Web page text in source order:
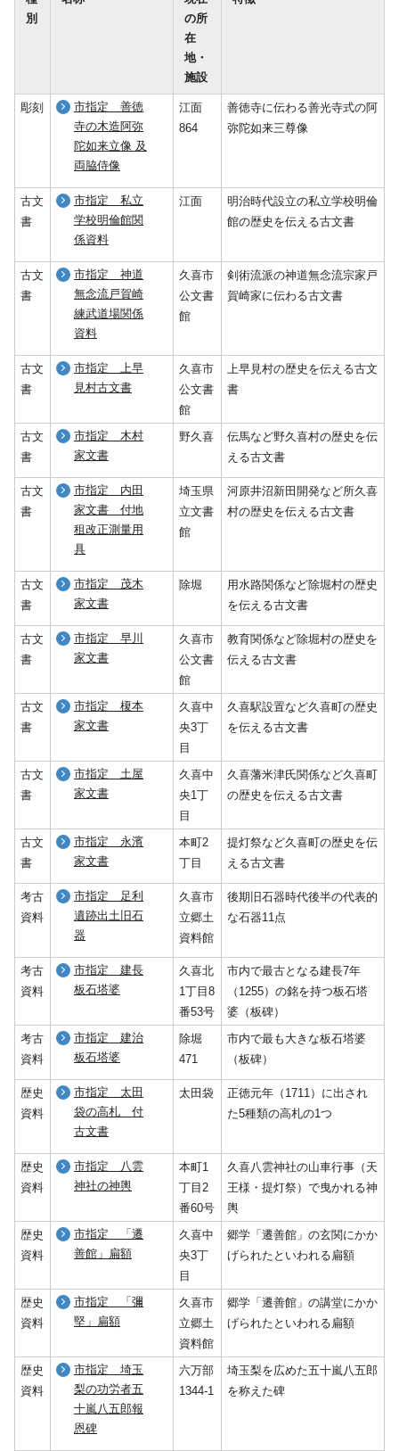
別
の所
在
地・
施設
彫刻
市指定 善徳
寺の木造阿弥
陀如来立像 及
両脇侍像
江面
864
善徳寺に伝わる善光寺式の阿
弥陀如来三尊像
古文
書
市指定 私立
学校明倫館関
係資料
江面
明治時代設立の私立学校明倫
館の歴史を伝える古文書
古文
書
市指定 神道
無念流戸賀崎
練武道場関係
資料
久喜市
公文書
館
剣術流派の神道無念流宗家戸
賀崎家に伝わる古文書
古文
書
市指定 上早
見村古文書
久喜市
公文書
館
上早見村の歴史を伝える古文
書
古文
書
市指定 木村
家文書
野久喜
伝馬など野久喜村の歴史を伝
える古文書
古文
書
市指定 内田
家文書 付地
租改正測量用
具
埼玉県
立文書
館
河原井沼新田開発など所久喜
村の歴史を伝える古文書
古文
書
市指定 茂木
家文書
除堀
用水路関係など除堀村の歴史
を伝える古文書
古文
書
市指定 早川
家文書
久喜市
公文書
館
教育関係など除堀村の歴史を
伝える古文書
古文
書
市指定 榎本
家文書
久喜中
央3丁
目
久喜駅設置など久喜町の歴史
を伝える古文書
古文
書
市指定 土屋
家文書
久喜中
央1丁
目
久喜藩米津氏関係など久喜町
の歴史を伝える古文書
古文
書
市指定 永濱
家文書
本町2
丁目
提灯祭など久喜町の歴史を伝
える古文書
考古
資料
市指定 足利
遺跡出土旧石
器
久喜市
立郷土
資料館
後期旧石器時代後半の代表的
な石器11点
考古
資料
市指定 建長
板石塔婆
久喜北
1丁目8
番53号
市内で最古となる建長7年
（1255）の銘を持つ板石塔
婆（板碑）
考古
資料
市指定 建治
板石塔婆
除堀
471
市内で最も大きな板石塔婆
（板碑）
歴史
資料
市指定 太田
袋の高札 付
古文書
太田袋
正徳元年（1711）に出され
た5種類の高札の1つ
歴史
資料
市指定 八雲
神社の神輿
本町1
丁目2
番60号
久喜八雲神社の山車行事（天
王様・提灯祭）で曳かれる神
輿
歴史
資料
市指定 「遷
善館」扁額
久喜中
央3丁
目
郷学「遷善館」の玄関にかか
げられたといわれる扁額
歴史
資料
市指定 「彌
堅」扁額
久喜市
立郷土
資料館
郷学「遷善館」の講堂にかか
げられたといわれる扁額
歴史
資料
市指定 埼玉
梨の功労者五
十嵐八五郎報
恩碑
六万部
1344-1
埼玉梨を広めた五十嵐八五郎
を称えた碑